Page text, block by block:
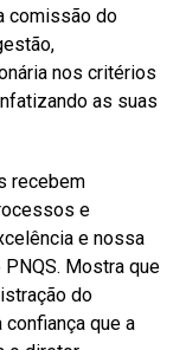
comissão do
nos critérios
as suas
recebem
e
e nossa
Mostra que
do
que a